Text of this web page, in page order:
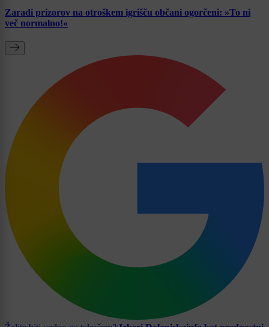
Zaradi prizorov na otroškem igrišču občani ogorčeni: »To ni
več normalno!«